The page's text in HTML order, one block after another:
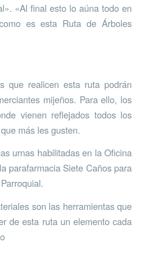
«Al final esto lo aúna todo en
es esta Ruta de Árboles
que realicen esta ruta podrán
mijeños. Para ello, los
vienen reflejados todos los
más les gusten.
urnas habilitadas en la Oficina
parafarmacia Siete Caños para
son las herramientas que
de esta ruta un elemento cada